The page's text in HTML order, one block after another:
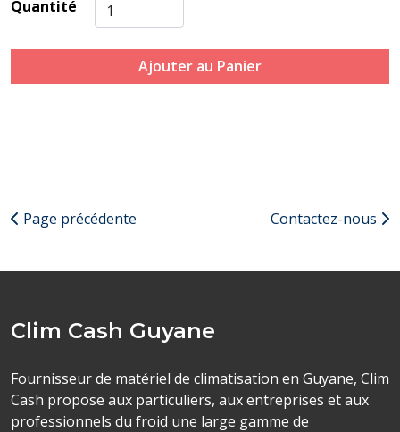
Quantité
Ajouter au Panier
Page précédente Contactez-nous
Clim Cash Guyane
Fournisseur de matériel de climatisation en Guyane, Clim
Cash propose aux particuliers, aux entreprises et aux
professionnels du froid une large gamme de